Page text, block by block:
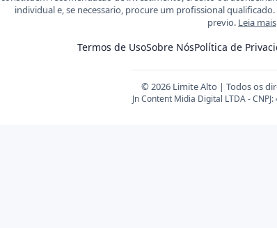
individual e, se necessario, procure um profissional
previo. Leia mais
Termos de UsoSobre NósPolítica de
© 2026 Limite Alto | Todos os
Jn Content Midia Digital LTDA -